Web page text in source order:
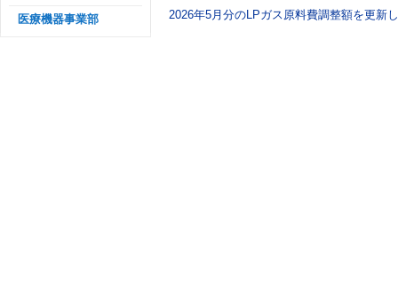
医療機器事業部
2026年5月分のLPガス原料費調整額を更新